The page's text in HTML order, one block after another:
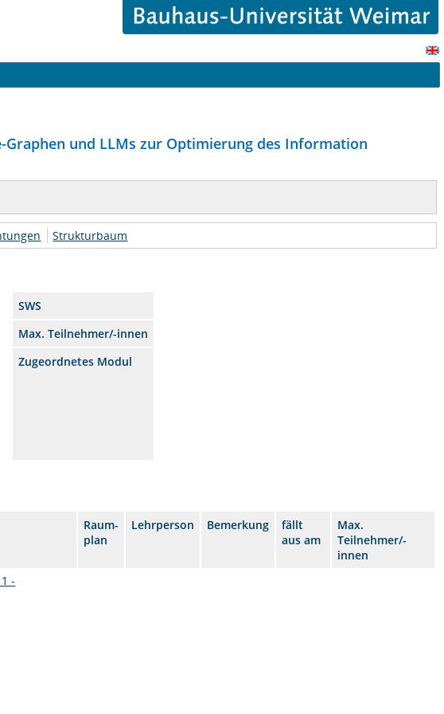
und LLMs zur Optimierung des Information
Strukturbaum
SWS
Max. Teilnehmer/-innen
Zugeordnetes Modul
Raum-
plan
Lehrperson Bemerkung
fällt
aus am
Max.
Teilnehmer/-
innen
-